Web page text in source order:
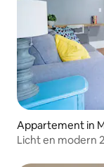
Appartement in
Licht en modern